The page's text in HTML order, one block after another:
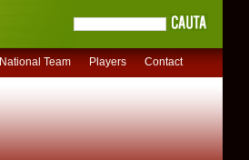
National Team Players Contact